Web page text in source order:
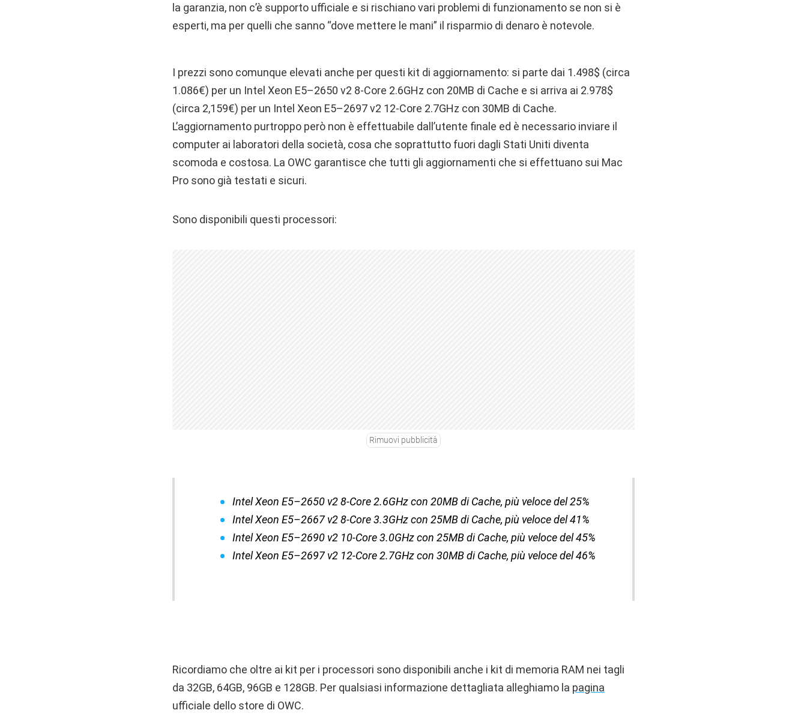
la garanzia, non c’è supporto ufficiale e si rischiano vari problemi di funzionamento se non si è
esperti, ma per quelli che sanno “dove mettere le mani” il risparmio di denaro è notevole.
I prezzi sono comunque elevati anche per questi kit di aggiornamento: si parte dai 1.498$ (circa
1.086€) per un Intel Xeon E5–2650 v2 8-Core 2.6GHz con 20MB di Cache e si arriva ai 2.978$
(circa 2,159€) per un Intel Xeon E5–2697 v2 12-Core 2.7GHz con 30MB di Cache.
L’aggiornamento purtroppo però non è effettuabile dall’utente finale ed è necessario inviare il
computer ai laboratori della società, cosa che soprattutto fuori dagli Stati Uniti diventa
scomoda e costosa. La OWC garantisce che tutti gli aggiornamenti che si effettuano sui Mac
Pro sono già testati e sicuri.
Sono disponibili questi processori:
Rimuovi pubblicità
Intel Xeon E5–2650 v2 8-Core 2.6GHz con 20MB di Cache, più veloce del 25%
Intel Xeon E5–2667 v2 8-Core 3.3GHz con 25MB di Cache, più veloce del 41%
Intel Xeon E5–2690 v2 10-Core 3.0GHz con 25MB di Cache, più veloce del 45%
Intel Xeon E5–2697 v2 12-Core 2.7GHz con 30MB di Cache, più veloce del 46%
Ricordiamo che oltre ai kit per i processori sono disponibili anche i kit di memoria RAM nei tagli
da 32GB, 64GB, 96GB e 128GB. Per qualsiasi informazione dettagliata alleghiamo la pagina
ufficiale dello store di OWC.